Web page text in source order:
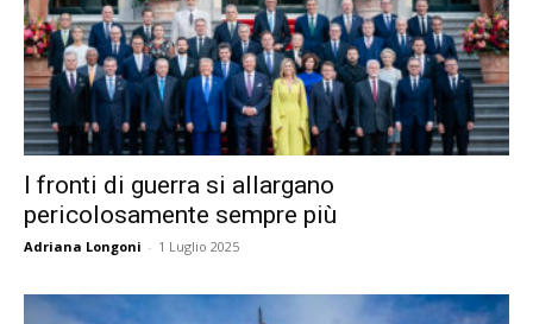
I fronti di guerra si allargano
pericolosamente sempre più
Adriana Longoni - 1 Luglio 2025